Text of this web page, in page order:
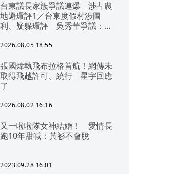
台東議長家族爭議連爆 涉占農
地避環評1／台東度假村涉圖
利、疑躲環評 吳秀華爭議：概
2026.08.05 18:55
張國煒執飛布拉格首航！網傳未
取得飛越許可、繞行 星宇回應
了
2026.08.02 16:16
又一啦啦隊女神結婚！ 愛情長
跑10年甜喊：黃衫不會脫
2023.09.28 16:01